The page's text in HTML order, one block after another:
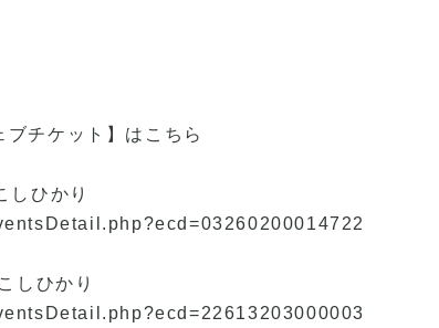
ブチケット】はこちら
しひかり
しひかり